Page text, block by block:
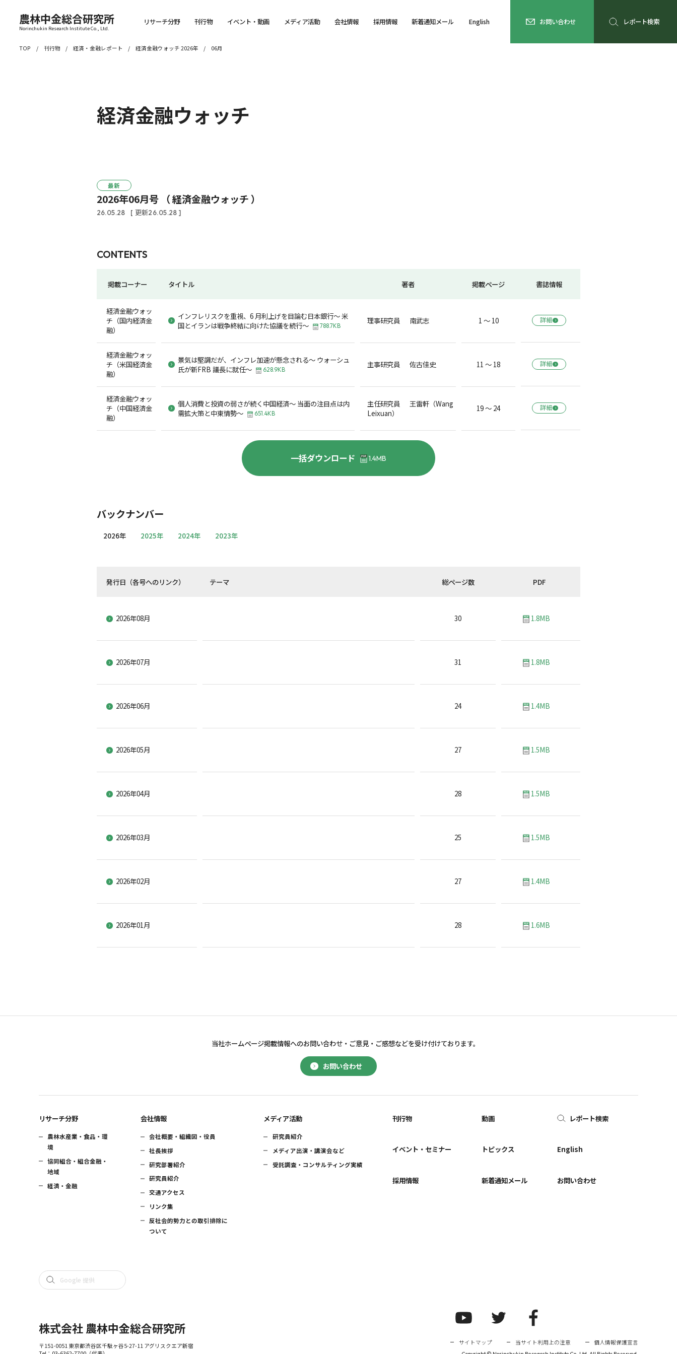
農林中金総合研究所
Norinchukin Research Institute Co., Ltd.
リサーチ分野 刊行物 イベント・動画 メディア活動 会社情報 採用情報 新着通知メール English お問い合わせ レポート検索
TOP 刊行物 経済・金融レポート 経済金融ウォッチ 2026年 06月
経済金融ウォッチ
最新
2026年06月号 （ 経済金融ウォッチ ）
26.05.28 [ 更新26.05.28 ]
CONTENTS
掲載コーナー タイトル 著者 掲載ページ 書誌情報
経済金融ウォッ
チ（国内経済金
融）
インフレリスクを重視、6 月利上げを目論む日本銀行～ 米
国とイランは戦争終結に向けた協議を続行～
788.7KB
理事研究員 南武志 1 ～ 10 詳細
経済金融ウォッ
チ（米国経済金
融）
景気は堅調だが、インフレ加速が懸念される～ ウォーシュ
氏が新FRB 議長に就任～
628.9KB
主事研究員 佐古佳史 11 ～ 18 詳細
経済金融ウォッ
チ（中国経済金
融）
個人消費と投資の弱さが続く中国経済～ 当面の注目点は内
需拡大策と中東情勢～
651.4KB
主任研究員 王雷軒（Wang
Leixuan）
19 ～ 24 詳細
一括ダウンロード 1.4MB
バックナンバー
2026年 2025年 2024年 2023年
発行日（各号へのリンク） テーマ 総ページ数 PDF
2026年08月 30 1.8MB
2026年07月 31 1.8MB
2026年06月 24 1.4MB
2026年05月 27 1.5MB
2026年04月 28 1.5MB
2026年03月 25 1.5MB
2026年02月 27 1.4MB
2026年01月 28 1.6MB
お問い合わせ
当社ホームページ掲載情報へのお問い合わせ・ ご意見・ご感想などを受け付けております。
リサーチ分野
農林水産業・食品・環
境
協同組合・組合金融・
地域
経済・金融
会社情報
会社概要・組織図・役員
社長挨拶
研究部署紹介
研究員紹介
交通アクセス
リンク集
反社会的勢力との取引排除に
ついて
メディア活動
研究員紹介
メディア出演・講演会など
受託調査・コンサルティング実績
刊行物
イベント・セミナー
採用情報
動画
トピックス
新着通知メール
レポート検索
English
お問い合わせ
株式会社 農林中金総合研究所
〒151-0051 東京都渋谷区千駄ヶ谷5-27-11 アグリスクエア新宿
サイトマップ 当サイト利用上の注意 個人情報保護宣言